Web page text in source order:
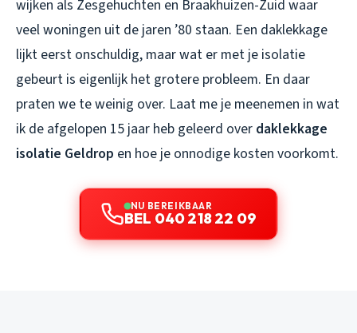
wijken als Zesgehuchten en Braakhuizen-Zuid waar
veel woningen uit de jaren ’80 staan. Een daklekkage
lijkt eerst onschuldig, maar wat er met je isolatie
gebeurt is eigenlijk het grotere probleem. En daar
praten we te weinig over. Laat me je meenemen in wat
ik de afgelopen 15 jaar heb geleerd over daklekkage
isolatie Geldrop en hoe je onnodige kosten voorkomt.
NU BEREIKBAAR
BEL 040 218 22 09